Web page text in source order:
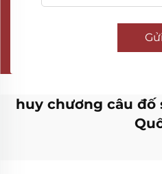
Gửi
huy chương câu đố